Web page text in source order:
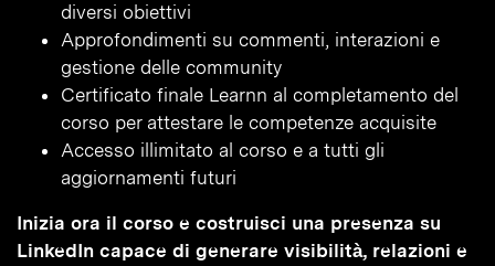
diversi obiettivi
Approfondimenti su commenti, interazioni e
gestione delle community
Certificato finale Learnn al completamento del
corso per attestare le competenze acquisite
Accesso illimitato al corso e a tutti gli
aggiornamenti futuri
Inizia ora il corso e costruisci una presenza su
LinkedIn capace di generare visibilità, relazioni e